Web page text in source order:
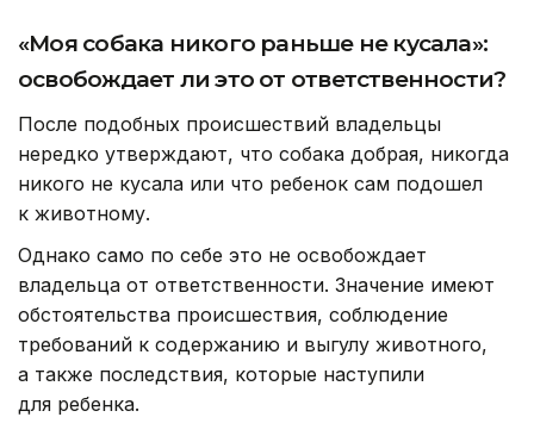
«Моя собака никого раньше не кусала»:
освобождает ли это от ответственности?
После подобных происшествий владельцы
нередко утверждают, что собака добрая, никогда
никого не кусала или что ребенок сам подошел
к животному.
Однако само по себе это не освобождает
владельца от ответственности. Значение имеют
обстоятельства происшествия, соблюдение
требований к содержанию и выгулу животного,
а также последствия, которые наступили
для ребенка.